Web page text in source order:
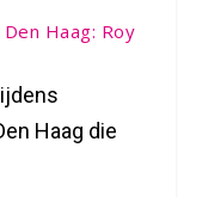
Haag: Roy
Haag die